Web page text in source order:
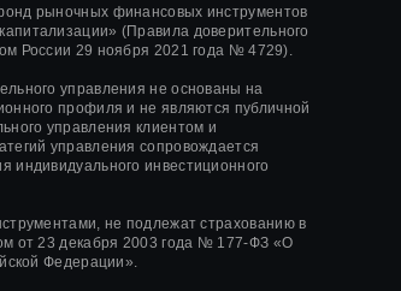
рыночных финансовых инструментов
(Правила доверительного
России 29 ноября 2021 года № 4729).
управления не основаны на
профиля и не являются публичной
управления клиентом и
управления сопровождается
инвестиционного
не подлежат страхованию в
от 23 декабря 2003 года № 177-ФЗ «О
Федерации».